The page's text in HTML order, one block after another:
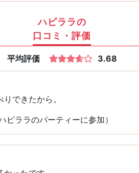
ハピララの
口コミ・評価
平均評価 3.68
できたから。
ララのパーティーに参加）